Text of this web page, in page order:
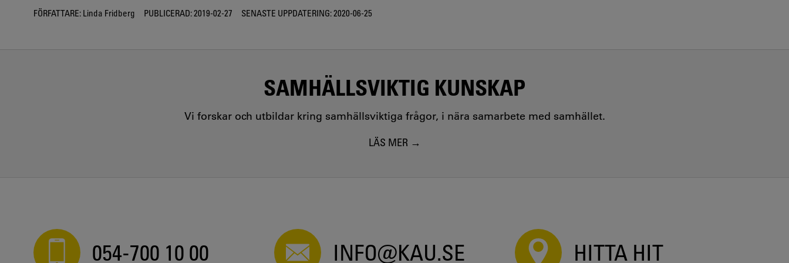
FÖRFATTARE: Linda Fridberg PUBLICERAD:2019-02-27 SENASTE UPPDATERING:2020-06-25
SAMHÄLLSVIKTIG KUNSKAP
Vi forskar och utbildar kring samhällsviktiga frågor, i nära samarbete med samhället.
LÄS MER
054-700 10 00 INFO@KAU.SE HITTA HIT